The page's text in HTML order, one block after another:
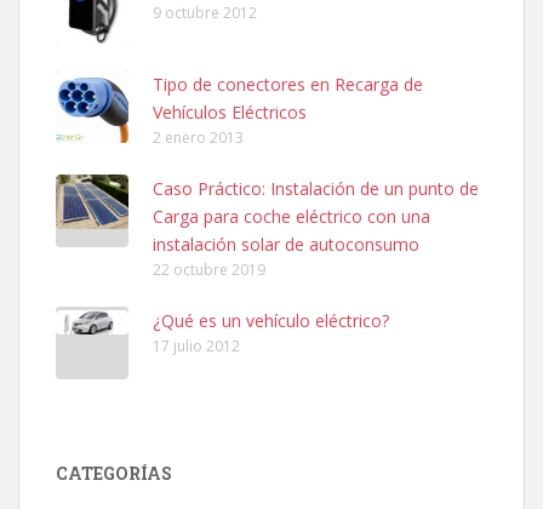
9 octubre 2012
Tipo de conectores en Recarga de
Vehículos Eléctricos
2 enero 2013
Caso Práctico: Instalación de un punto de
Carga para coche eléctrico con una
instalación solar de autoconsumo
22 octubre 2019
¿Qué es un vehículo eléctrico?
17 julio 2012
CATEGORÍAS